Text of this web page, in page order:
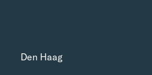
Den Haag